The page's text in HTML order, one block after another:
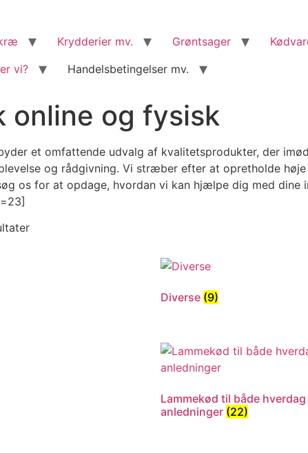
Krydderier mv. Grøntsager
vi? Handelsbetingelser mv.
online og fysisk
et omfattende udvalg af kvalitetsprodukter, der
og rådgivning. Vi stræber efter at opretholde
os for at opdage, hvordan vi kan hjælpe dig med
Diverse (9)
Lammekød til både
anledninger (22)